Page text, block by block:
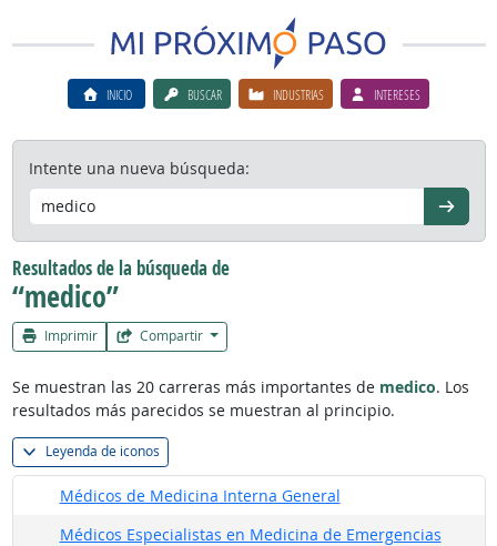
INICIO BUSCAR INDUSTRIAS INTERESES
Intente una nueva búsqueda:
Resultados de la búsqueda de
“medico”
Imprimir Compartir
Se muestran las 20 carreras más importantes de medico. Los
resultados más parecidos se muestran al principio.
Leyenda de iconos
Médicos de Medicina Interna General
Médicos Especialistas en Medicina de Emergencias